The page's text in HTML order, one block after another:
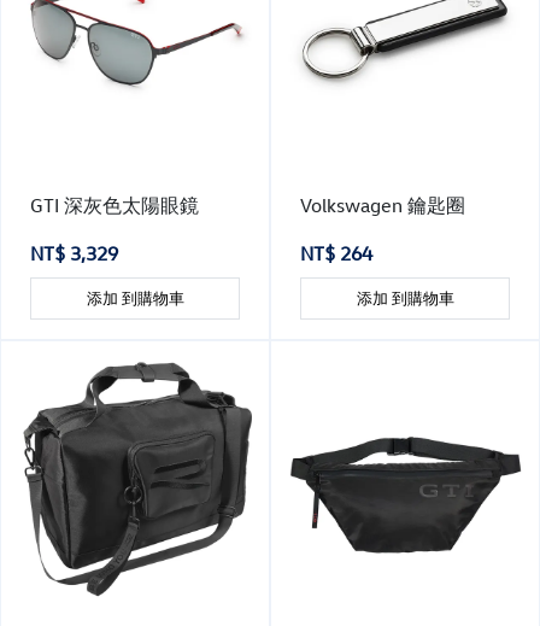
GTI 深灰色太陽眼鏡
NT$ 3,329
添加 到購物車
Volkswagen 鑰匙圈
NT$ 264
添加 到購物車